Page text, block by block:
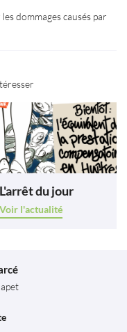
Rejoignez-
dommages causés par
du jour
l'actualité